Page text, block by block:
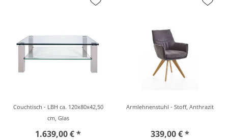
Couchtisch - LBH ca. 120x80x42,50
cm, Glas
1.639,00 € *
Armlehnenstuhl - Stoff, Anthrazit
339,00 € *